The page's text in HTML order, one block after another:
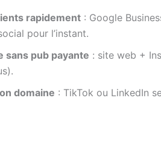
rapidement : Google
pour l’instant.
sans pub payante : site web +
domaine : TikTok ou LinkedIn